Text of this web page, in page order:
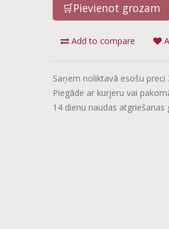
🛒Pievienot grozam
Add to compare
Saņem noliktavā esošu preci
Piegāde ar kurjeru vai
14 dienu naudas atgriešanas